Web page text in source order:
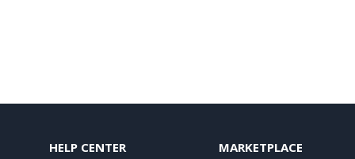
HELP CENTER MARKETPLACE